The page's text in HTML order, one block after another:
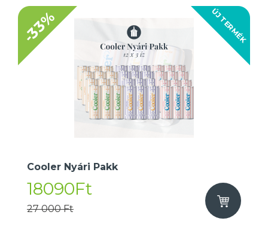
ÚJ TERMÉK
-33%
Cooler Nyári Pakk
18090Ft
27 000 Ft